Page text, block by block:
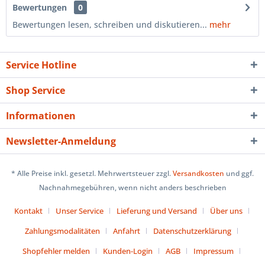
Bewertungen
0
Bewertungen lesen, schreiben und diskutieren... mehr
Service Hotline
Shop Service
Informationen
Newsletter-Anmeldung
* Alle Preise inkl. gesetzl. Mehrwertsteuer zzgl.Versandkosten und ggf.
Nachnahmegebühren, wenn nicht anders beschrieben
Kontakt Unser Service Lieferung und Versand
Über uns
Zahlungsmodalitäten
Anfahrt
Datenschutzerklärung
Shopfehler melden
Kunden-Login AGB Impressum